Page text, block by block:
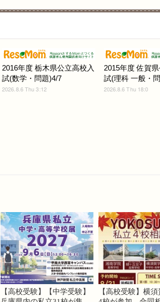
2016年度 栃木県公立高校入
試(数学・問題)4/7
2026.8.6 Thu 3:12
2015年度 佐賀
試(理科 一般・
2026.8.6 Thu 18:0
【高校受験】【中学受験】
【高校受験】横